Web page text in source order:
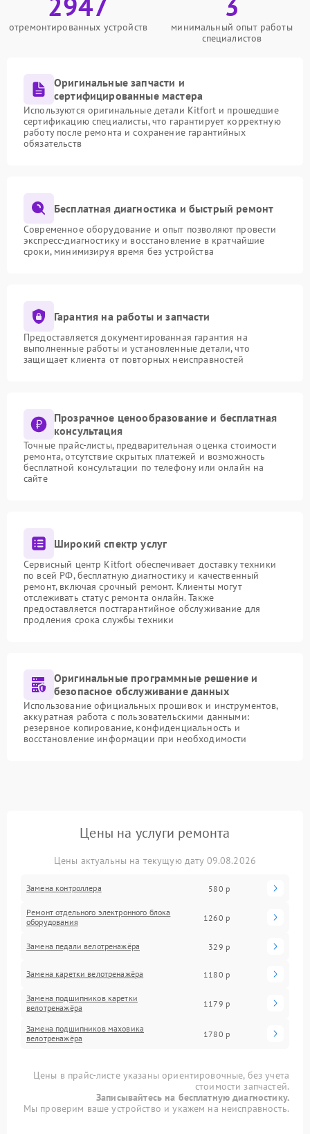
отремонтированных устройств
минимальный опыт работы
специалистов
Оригинальные запчасти и
сертифицированные мастера
Используются оригинальные детали Kitfort и прошедшие
сертификацию специалисты, что гарантирует корректную
работу после ремонта и сохранение гарантийных
обязательств
Бесплатная диагностика и быстрый ремонт
Современное оборудование и опыт позволяют провести
экспресс-диагностику и восстановление в кратчайшие
сроки, минимизируя время без устройства
Гарантия на работы и запчасти
Предоставляется документированная гарантия на
выполненные работы и установленные детали, что
защищает клиента от повторных неисправностей
Прозрачное ценообразование и бесплатная
консультация
Точные прайс-листы, предварительная оценка стоимости
ремонта, отсутствие скрытых платежей и возможность
бесплатной консультации по телефону или онлайн на
сайте
Широкий спектр услуг
Сервисный центр Kitfort обеспечивает доставку техники
по всей РФ, бесплатную диагностику и качественный
ремонт, включая срочный ремонт. Клиенты могут
отслеживать статус ремонта онлайн. Также
предоставляется постгарантийное обслуживание для
продления срока службы техники
Оригинальные программные решение и
безопасное обслуживание данных
Использование официальных прошивок и инструментов,
аккуратная работа с пользовательскими данными:
резервное копирование, конфиденциальность и
восстановление информации при необходимости
Цены на услуги ремонта
Цены актуальны на текущую дату 09.08.2026
Замена контроллера 580 р
Ремонт отдельного электронного блока
оборудования
1260 р
Замена педали велотренажёра 329 р
Замена каретки велотренажёра 1180 р
Замена подшипников каретки
велотренажёра
1179 р
Замена подшипников маховика
велотренажёра
1780 р
Цены в прайс-листе указаны ориентировочные, без учета
стоимости запчастей.
Записывайтесь на бесплатную диагностику.
Мы проверим ваше устройство и укажем на неисправность.